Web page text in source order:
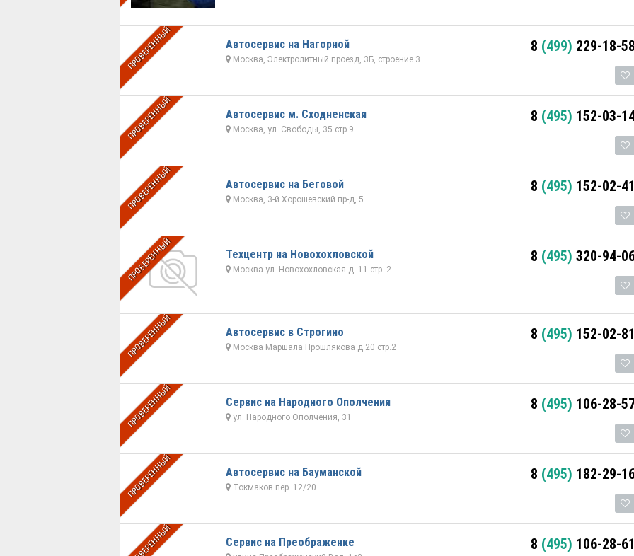
ПРОВЕРЕННЫЙ Автосервис на Нагорной
Москва, Электролитный проезд, 3Б, строение 3
8 (499) 229-18-58
ПРОВЕРЕННЫЙ Автосервис м. Сходненская
Москва, ул. Свободы, 35 стр.9
8 (495) 152-03-
ПРОВЕРЕННЫЙ Автосервис на Беговой
Москва, 3-й Хорошевский пр-д, 5
8 (495) 152-02-41
ПРОВЕРЕННЫЙ Техцентр на Новохохловской
Москва ул. Новохохловская д. 11 стр. 2
8 (495) 320-94-
ПРОВЕРЕННЫЙ Автосервис в Строгино
Москва Маршала Прошлякова д.20 стр.2
8 (495) 152-02-81
ПРОВЕРЕННЫЙ Сервис на Народного Ополчения
ул. Народного Ополчения, 31
8 (495) 106-28-
ПРОВЕРЕННЫЙ Автосервис на Бауманской
Токмаков пер. 12/20
8 (495) 182-29-
ПРОВЕРЕННЫЙ Сервис на Преображенке 8 (495) 106-28-61